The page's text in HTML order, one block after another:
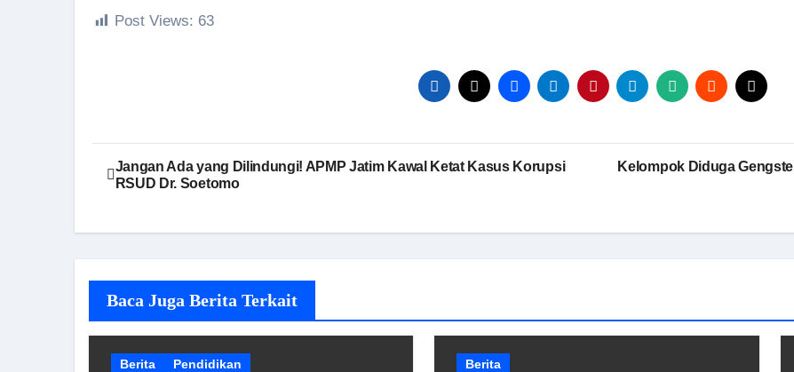
Post Views: 63
Navigasi
pos
Jangan Ada yang Dilindungi! APMP Jatim Kawal Ketat Kasus Korupsi
RSUD Dr. Soetomo
Kelompok Diduga
Baca Juga Berita Terkait
Berita
Pendidikan
Berita